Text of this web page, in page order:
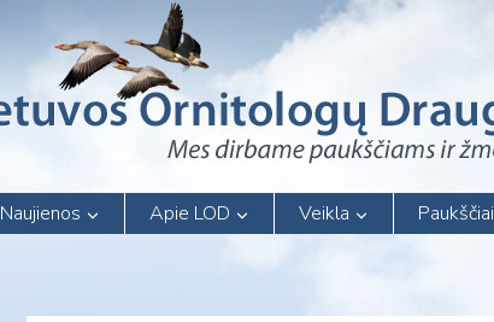
Naujienos Apie LOD Veikla Paukščiai